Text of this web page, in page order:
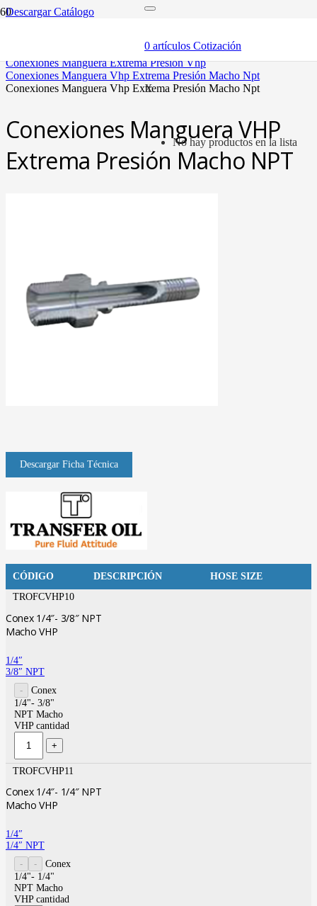
0 artículos Cotización
X
No hay productos en la lista
Descargar Catálogo
mangueras termoplásticas y fittings
conexiones manguera extrema presión vhp
conexiones manguera vhp extrema presión macho npt
conexiones manguera vhp extrema presión macho npt
Conexiones Manguera VHP
Extrema Presión Macho NPT
CÓDIGO DESCRIPCIÓN
HOSE SIZE
TROFCVHP10
Conex 1/4″- 3/8″ NPT
Macho VHP
1/4″
3/8″ NPT
Conex
1/4"- 3/8"
NPT Macho
VHP cantidad
TROFCVHP11
Conex 1/4″- 1/4″ NPT
Macho VHP
1/4″
1/4″ NPT
Conex
1/4"- 1/4"
NPT Macho
VHP cantidad